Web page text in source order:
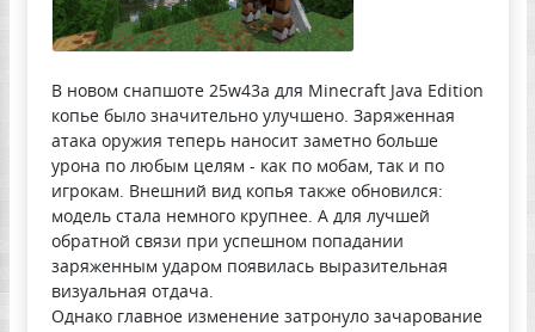
В новом снапшоте 25w43a для Minecraft Java Edition
копье было значительно улучшено. Заряженная
атака оружия теперь наносит заметно больше
урона по любым целям - как по мобам, так и по
игрокам. Внешний вид копья также обновился:
модель стала немного крупнее. А для лучшей
обратной связи при успешном попадании
заряженным ударом появилась выразительная
визуальная отдача.
Однако главное изменение затронуло зачарование